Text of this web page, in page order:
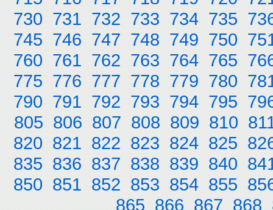
730 731 732 733 734 735
745 746 747 748 749 750
760 761 762 763 764 765
775 776 777 778 779 780
790 791 792 793 794 795
805 806 807 808 809 810
820 821 822 823 824 825
835 836 837 838 839 840
850 851 852 853 854 855
865 866 867 868